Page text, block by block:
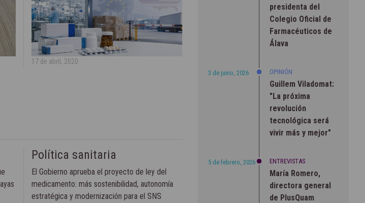
17 de abril, 2020
Política sanitaria
El Gobierno aprueba el proyecto de ley del
medicamento: más sostenibilidad, autonomía
estratégica y modernización para el SNS
presidenta del
Colegio Oficial de
Farmacéuticos de
Álava
3 de junio, 2026 OPINIÓN
Guillem Viladomat:
"La próxima
revolución
tecnológica será
vivir más y mejor"
5 de febrero, 2026 ENTREVISTAS
María Romero,
directora general
de PlusQuam